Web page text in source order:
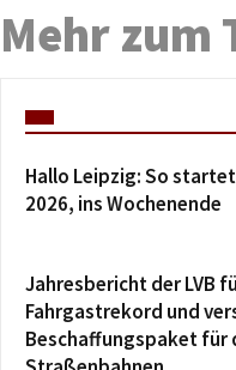
Mehr zum
Hallo Leipzig: So
2026, ins Wochenende
Jahresbericht der LVB
Fahrgastrekord und
Beschaffungspaket für